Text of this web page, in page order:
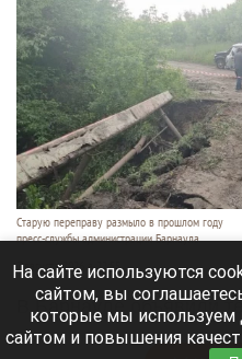
Старую переправу размыло в прошлом году
пресс-службы администрации Барнаула
7 августа 2026 в 22:55
В Барнауле объявили
капитального моста
На сайте используются
сайтом, вы
которые мы используем
сайтом и повышения